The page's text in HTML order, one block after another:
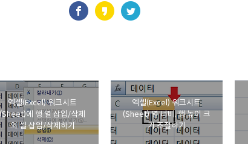
엑셀(Excel) 워크시트
(Sheet)에 행 열 삽입/삭제
와 셀 삽입/삭제하기
엑셀(Excel) 워크시트
(Sheet) 열 너비, 행 높이 크
기 조절하기